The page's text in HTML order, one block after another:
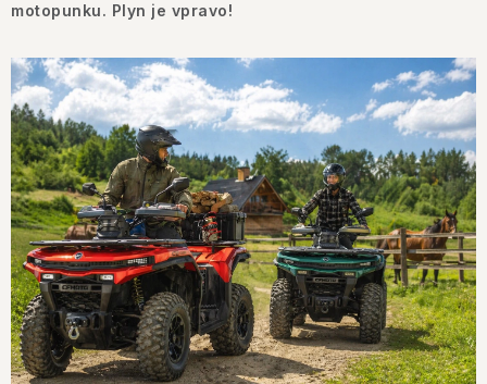
motopunku. Plyn je vpravo!
V
ý
p
i
s
č
l
á
n
k
ů